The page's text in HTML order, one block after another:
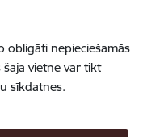
obligāti nepieciešamās
vietnē var tikt
sīkdatnes.